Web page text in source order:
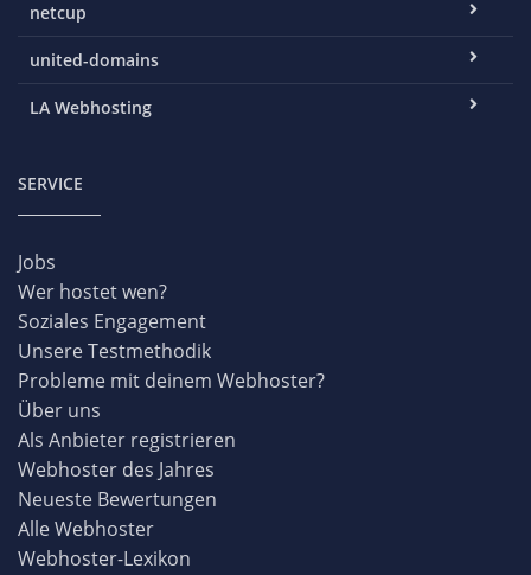
netcup
united-domains
LA Webhosting
SERVICE
Jobs
Wer hostet wen?
Soziales Engagement
Unsere Testmethodik
Probleme mit deinem Webhoster?
Über uns
Als Anbieter registrieren
Webhoster des Jahres
Neueste Bewertungen
Alle Webhoster
Webhoster-Lexikon